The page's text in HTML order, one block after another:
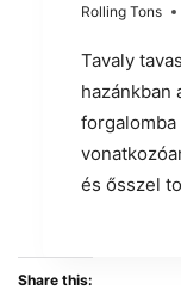
Rolling Tons
Tavaly
hazánkban
és ősszel
Share this: